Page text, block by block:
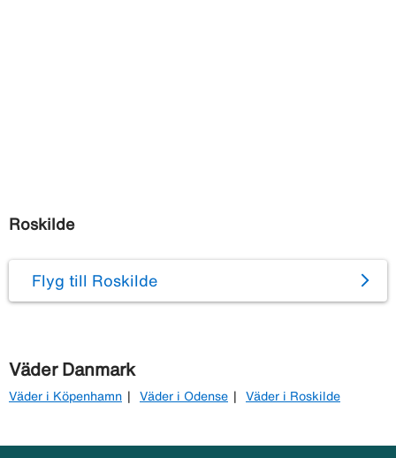
Roskilde
Flyg till Roskilde
Väder Danmark
Väder i Köpenhamn Väder i Odense Väder i Roskilde